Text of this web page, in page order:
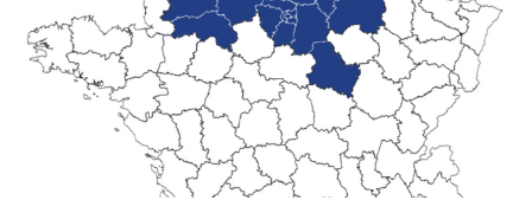
V